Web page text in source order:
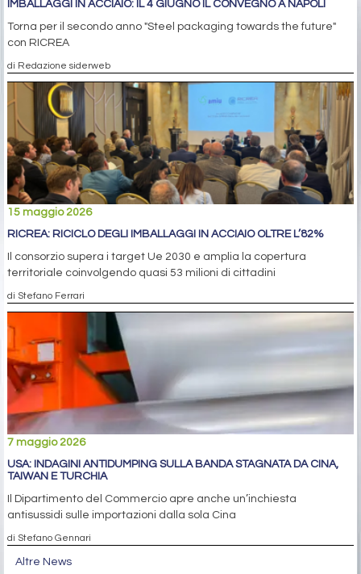
IMBALLAGGI IN ACCIAIO: IL 4 GIUGNO IL CONVEGNO A NAPOLI
Torna per il secondo anno "Steel packaging towards the future"
con RICREA
di Redazione siderweb
15 maggio 2026
RICREA: RICICLO DEGLI IMBALLAGGI IN ACCIAIO OLTRE L’82%
Il consorzio supera i target Ue 2030 e amplia la copertura
territoriale coinvolgendo quasi 53 milioni di cittadini
di Stefano Ferrari
7 maggio 2026
USA: INDAGINI ANTIDUMPING SULLA BANDA STAGNATA DA CINA,
TAIWAN E TURCHIA
Il Dipartimento del Commercio apre anche un’inchiesta
antisussidi sulle importazioni dalla sola Cina
di Stefano Gennari
Altre News